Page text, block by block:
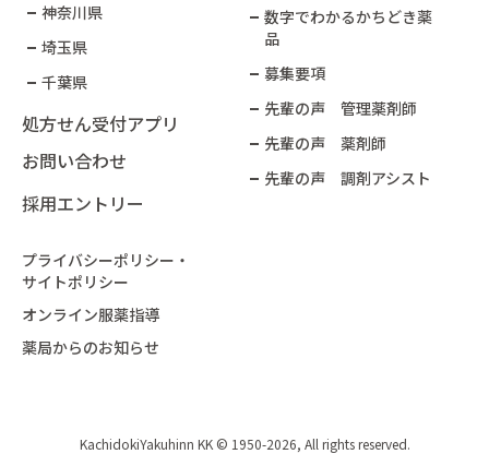
神奈川県
埼玉県
千葉県
処方せん受付アプリ
お問い合わせ
採用エントリー
プライバシーポリシー・
サイトポリシー
オンライン服薬指導
薬局からのお知らせ
数字でわかるかちどき薬
品​
募集要項
先輩の声 管理薬剤師
先輩の声 薬剤師
先輩の声 調剤アシスト
KachidokiYakuhinn KK © 1950-2026, All rights reserved.